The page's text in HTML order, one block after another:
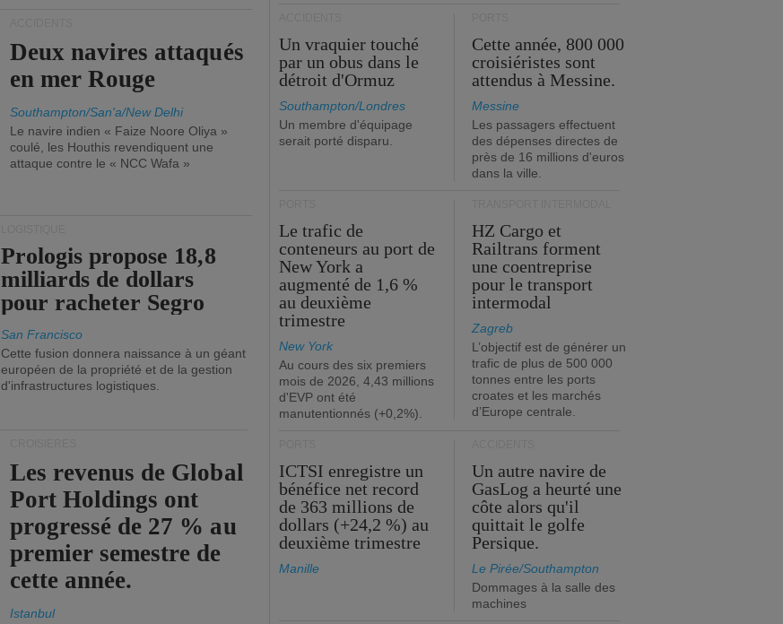
Deux navires attaqués
en mer Rouge
Southampton/San'a/New Delhi
Le navire indien « Faize Noore Oliya »
coulé, les Houthis revendiquent une
attaque contre le « NCC Wafa »
Prologis propose 18,8
milliards de dollars
pour racheter Segro
San Francisco
Cette fusion donnera naissance à un géant
européen de la propriété et de la gestion
d'infrastructures logistiques.
Les revenus de Global
Port Holdings ont
progressé de 27 % au
premier semestre de
cette année.
Istanbul
Un vraquier touché
par un obus dans le
détroit d'Ormuz
Southampton/Londres
Un membre d'équipage
serait porté disparu.
Cette année, 800 000
croisiéristes sont
attendus à Messine.
Messine
Les passagers effectuent
des dépenses directes de
près de 16 millions d'euros
dans la ville.
Le trafic de
conteneurs au port de
New York a
augmenté de 1,6 %
au deuxième
trimestre
New York
Au cours des six premiers
mois de 2026, 4,43 millions
d'EVP ont été
manutentionnés (+0,2%).
HZ Cargo et
Railtrans forment
une coentreprise
pour le transport
intermodal
Zagreb
L’objectif est de générer un
trafic de plus de 500 000
tonnes entre les ports
croates et les marchés
d’Europe centrale.
ICTSI enregistre un
bénéfice net record
de 363 millions de
dollars (+24,2 %) au
deuxième trimestre
Manille
Un autre navire de
GasLog a heurté une
côte alors qu'il
quittait le golfe
Persique.
Le Pirée/Southampton
Dommages à la salle des
machines